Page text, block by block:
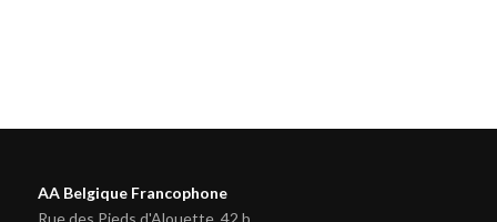
AA Belgique Francophone
Rue des Pieds d'Alouette, 42 b